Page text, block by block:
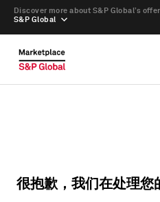
S&P Global
Discover more about S&P Global’s
很抱歉，我们在处理您